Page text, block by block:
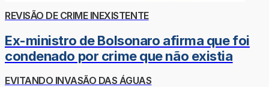
REVISÃO DE CRIME INEXISTENTE
Ex-ministro de Bolsonaro afirma que foi
condenado por crime que não existia
EVITANDO INVASÃO DAS ÁGUAS